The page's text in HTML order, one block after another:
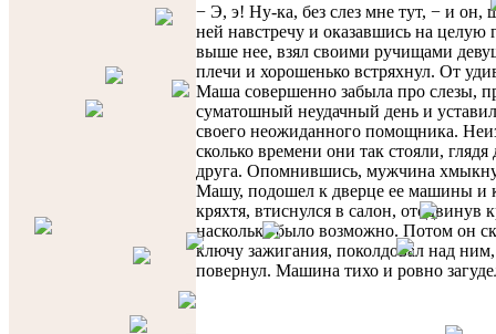
− Э, э! Ну-ка, без слез мне тут, − и он,
ней навстречу и оказавшись на целую
выше нее, взял своими ручищами
плечи и хорошенько встряхнул. От
Маша совершенно забыла про слезы,
суматошный неудачный день и
своего неожиданного помощника.
сколько времени они так стояли, глядя
друга. Опомнившись, мужчина
Машу, подошел к дверце ее машины и
кряхтя, втиснулся в салон, отодвинув
насколько было возможно. Потом он
ключу зажигания, поколдовал над ним,
повернул. Машина тихо и ровно